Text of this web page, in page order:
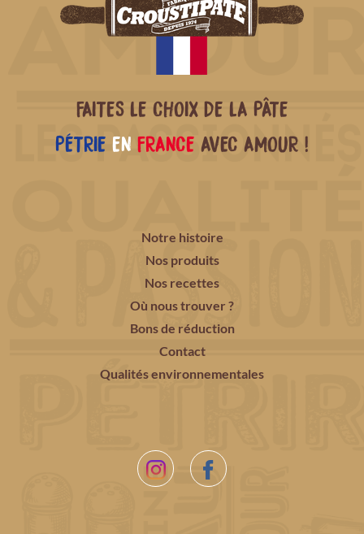
FAITES LE CHOIX DE LA PÂTE
PÉTRIE EN FRANCE AVEC AMOUR !
Notre histoire
Nos produits
Nos recettes
Où nous trouver ?
Bons de réduction
Contact
Qualités environnementales